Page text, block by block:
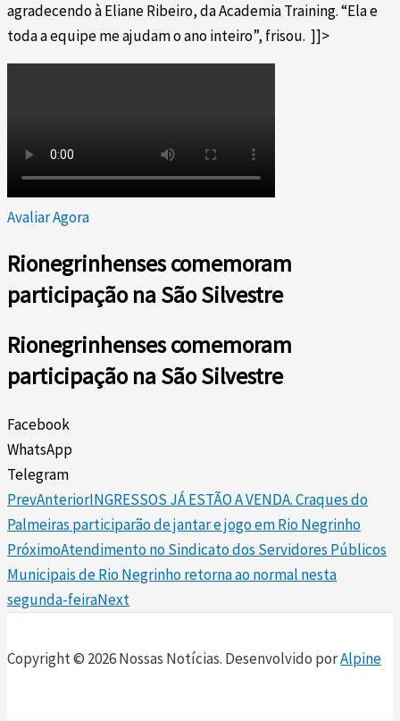
agradecendo à Eliane Ribeiro, da Academia Training. “Ela e
toda a equipe me ajudam o ano inteiro”, frisou. ]]>
Avaliar Agora
Rionegrinhenses comemoram
participação na São Silvestre
Rionegrinhenses comemoram
participação na São Silvestre
Facebook
WhatsApp
Telegram
PrevAnteriorINGRESSOS JÁ ESTÃO A VENDA. Craques do
Palmeiras participarão de jantar e jogo em Rio Negrinho
PróximoAtendimento no Sindicato dos Servidores Públicos
Municipais de Rio Negrinho retorna ao normal nesta
segunda-feiraNext
Copyright © 2026 Nossas Notícias. Desenvolvido porAlpine